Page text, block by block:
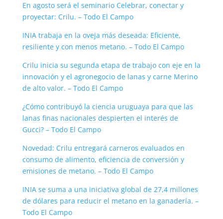
En agosto será el seminario Celebrar, conectar y
proyectar: Crilu. – Todo El Campo
INIA trabaja en la oveja más deseada: Eficiente,
resiliente y con menos metano. – Todo El Campo
Crilu inicia su segunda etapa de trabajo con eje en la
innovación y el agronegocio de lanas y carne Merino
de alto valor. – Todo El Campo
¿Cómo contribuyó la ciencia uruguaya para que las
lanas finas nacionales despierten el interés de
Gucci? – Todo El Campo
Novedad: Crilu entregará carneros evaluados en
consumo de alimento, eficiencia de conversión y
emisiones de metano. – Todo El Campo
INIA se suma a una iniciativa global de 27,4 millones
de dólares para reducir el metano en la ganadería. –
Todo El Campo